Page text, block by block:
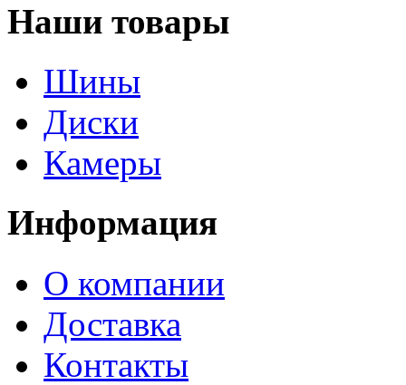
Наши товары
Шины
Диски
Камеры
Информация
О компании
Доставка
Контакты